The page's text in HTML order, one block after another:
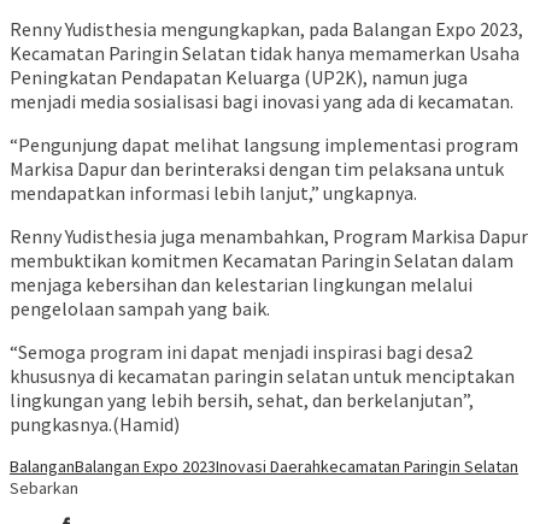
Renny Yudisthesia mengungkapkan, pada Balangan Expo 2023,
Kecamatan Paringin Selatan tidak hanya memamerkan Usaha
Peningkatan Pendapatan Keluarga (UP2K), namun juga
menjadi media sosialisasi bagi inovasi yang ada di kecamatan.
“Pengunjung dapat melihat langsung implementasi program
Markisa Dapur dan berinteraksi dengan tim pelaksana untuk
mendapatkan informasi lebih lanjut,” ungkapnya.
Renny Yudisthesia juga menambahkan, Program Markisa Dapur
membuktikan komitmen Kecamatan Paringin Selatan dalam
menjaga kebersihan dan kelestarian lingkungan melalui
pengelolaan sampah yang baik.
“Semoga program ini dapat menjadi inspirasi bagi desa2
khususnya di kecamatan paringin selatan untuk menciptakan
lingkungan yang lebih bersih, sehat, dan berkelanjutan”,
pungkasnya.(Hamid)
BalanganBalangan Expo 2023Inovasi Daerahkecamatan Paringin Selatan
Sebarkan